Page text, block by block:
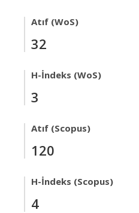
Atıf (WoS)
32
H-İndeks (WoS)
3
Atıf (Scopus)
120
H-İndeks (Scopus)
4